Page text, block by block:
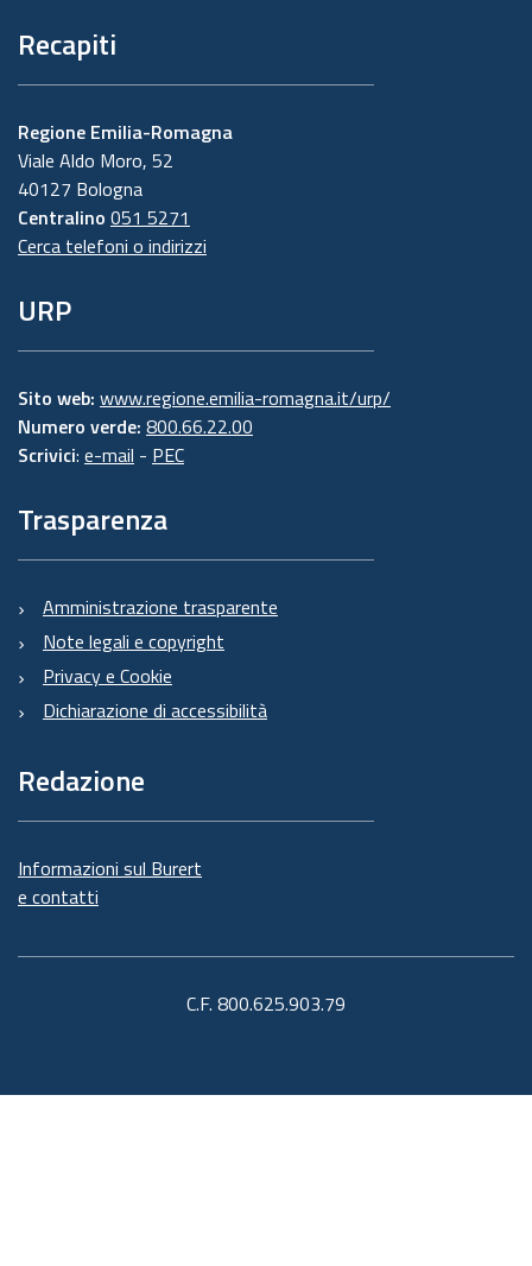
Recapiti
Regione Emilia-Romagna
Viale Aldo Moro, 52
40127 Bologna
Centralino 051 5271
Cerca telefoni o indirizzi
URP
Sito web: www.regione.emilia-romagna.it/urp/
Numero verde: 800.66.22.00
Scrivici: e-mail - PEC
Trasparenza
Amministrazione trasparente
Note legali e copyright
Privacy e Cookie
Dichiarazione di accessibilità
Redazione
Informazioni sul Burert
e contatti
C.F. 800.625.903.79